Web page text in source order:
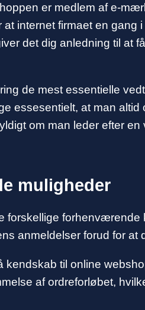
er medlem af e-
internet firmaet en gang
det dig anledning til at
de mest essentielle
essesentielt, at man altid
om man leder efter
muligheder
forskellige
anmeldelser forud for at
til online
af ordreforløbet,